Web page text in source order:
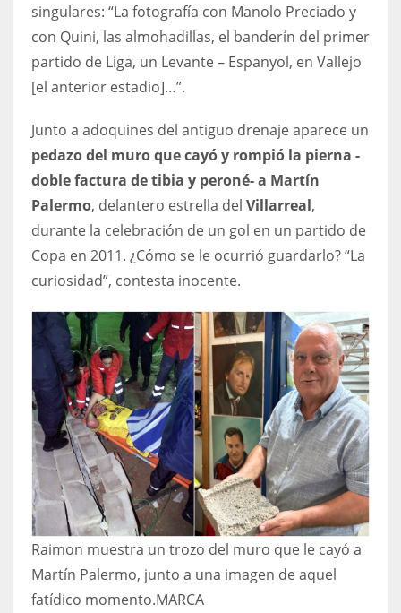
singulares: “La fotografía con Manolo Preciado y
con Quini, las almohadillas, el banderín del primer
partido de Liga, un Levante – Espanyol, en Vallejo
[el anterior estadio]…”.
Junto a adoquines del antiguo drenaje aparece un
pedazo del muro que cayó y rompió la pierna -
doble factura de tibia y peroné- a Martín
Palermo, delantero estrella del Villarreal,
durante la celebración de un gol en un partido de
Copa en 2011. ¿Cómo se le ocurrió guardarlo? “La
curiosidad”, contesta inocente.
Raimon muestra un trozo del muro que le cayó a
Martín Palermo, junto a una imagen de aquel
fatídico momento.MARCA